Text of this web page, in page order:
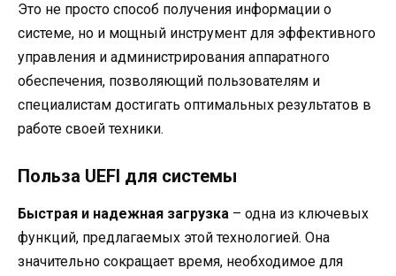
Это не просто способ получения информации о
системе, но и мощный инструмент для эффективного
управления и администрирования аппаратного
обеспечения, позволяющий пользователям и
специалистам достигать оптимальных результатов в
работе своей техники.
Польза UEFI для системы
Быстрая и надежная загрузка – одна из ключевых
функций, предлагаемых этой технологией. Она
значительно сокращает время, необходимое для